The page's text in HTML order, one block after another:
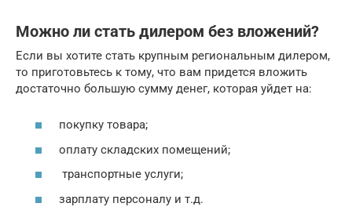
Можно ли стать дилером без вложений?
Если вы хотите стать крупным региональным дилером,
то приготовьтесь к тому, что вам придется вложить
достаточно большую сумму денег, которая уйдет на:
покупку товара;
оплату складских помещений;
транспортные услуги;
зарплату персоналу и т.д.